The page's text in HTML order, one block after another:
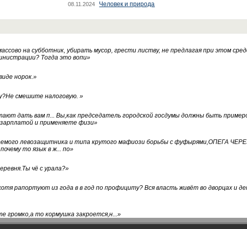
08.11.2024 Человек и природа
на субботник, убирать мусор, грести листву, не предлагая при этом
Тогда это вопи»
норок.»
смешите налоговую. »
дать вам п... Вы,как председатель городской госдумы должны быть
и применяете физи»
левозащитника и типа крутого мафиози борьбы с фуфырями,ОПЕГА
то язык в ж... по»
чё с урала?»
рапортуют из года в в год по профициту? Вся власть живёт во дворцах и
громко,а то кормушка закроется,н...»